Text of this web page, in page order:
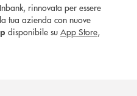
rinnovata per essere
tua azienda con nuove
disponibile su App Store,